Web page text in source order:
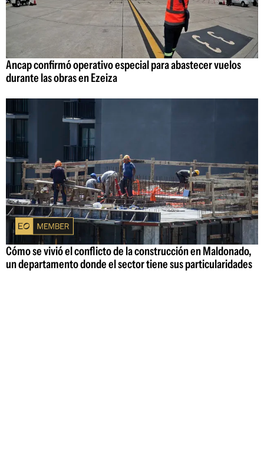
Ancap confirmó operativo especial para abastecer vuelos
durante las obras en Ezeiza
Cómo se vivió el conflicto de la construcción en Maldonado,
un departamento donde el sector tiene sus particularidades